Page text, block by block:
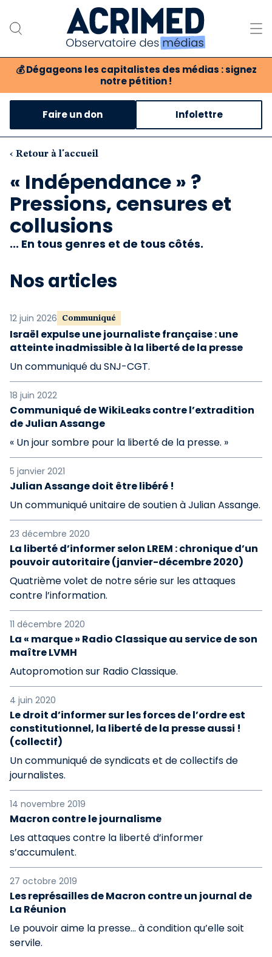
💰 Dégageons les capitalistes des médias : signez
notre pétition !
Notre association
Notre critique des médias
Nos propositions
Notre revue
Boutique
Faire un don Infolettre
‹ Retour à l'accueil
« Indépendance » ?
Pressions, censures et
collusions
... En tous genres et de tous côtés.
Nos articles
12 juin 2026 Communiqué
Israël expulse une journaliste française : une
atteinte inadmissible à la liberté de la presse
Un communiqué du SNJ-CGT.
18 juin 2022
Communiqué de WikiLeaks contre l’extradition
de Julian Assange
« Un jour sombre pour la liberté de la presse. »
5 janvier 2021
Julian Assange doit être libéré !
Un communiqué unitaire de soutien à Julian Assange.
23 décembre 2020
La liberté d’informer selon LREM : chronique d’un
pouvoir autoritaire (janvier-décembre 2020)
Quatrième volet de notre série sur les attaques
contre l’information.
11 décembre 2020
La « marque » Radio Classique au service de son
maître LVMH
Autopromotion sur Radio Classique.
4 juin 2020
Le droit d’informer sur les forces de l’ordre est
constitutionnel, la liberté de la presse aussi !
(collectif)
Un communiqué de syndicats et de collectifs de
journalistes.
14 novembre 2019
Macron contre le journalisme
Les attaques contre la liberté d’informer
s’accumulent.
27 octobre 2019
Les représailles de Macron contre un journal de
La Réunion
Le pouvoir aime la presse... à condition qu’elle soit
servile.